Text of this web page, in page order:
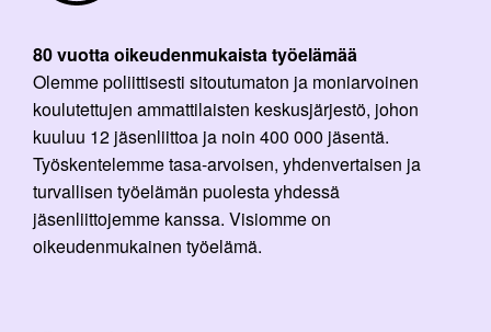
80 vuotta oikeudenmukaista työelämää
Olemme poliittisesti sitoutumaton ja moniarvoinen
koulutettujen ammattilaisten keskusjärjestö, johon
kuuluu 12 jäsenliittoa ja noin 400 000 jäsentä.
Työskentelemme tasa-arvoisen, yhdenvertaisen ja
turvallisen työelämän puolesta yhdessä
jäsenliittojemme kanssa. Visiomme on
oikeudenmukainen työelämä.